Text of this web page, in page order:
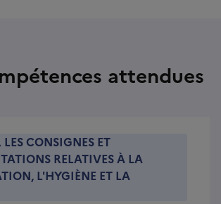
attendues
CONSIGNES ET
RELATIVES À LA
L'HYGIÈNE ET LA